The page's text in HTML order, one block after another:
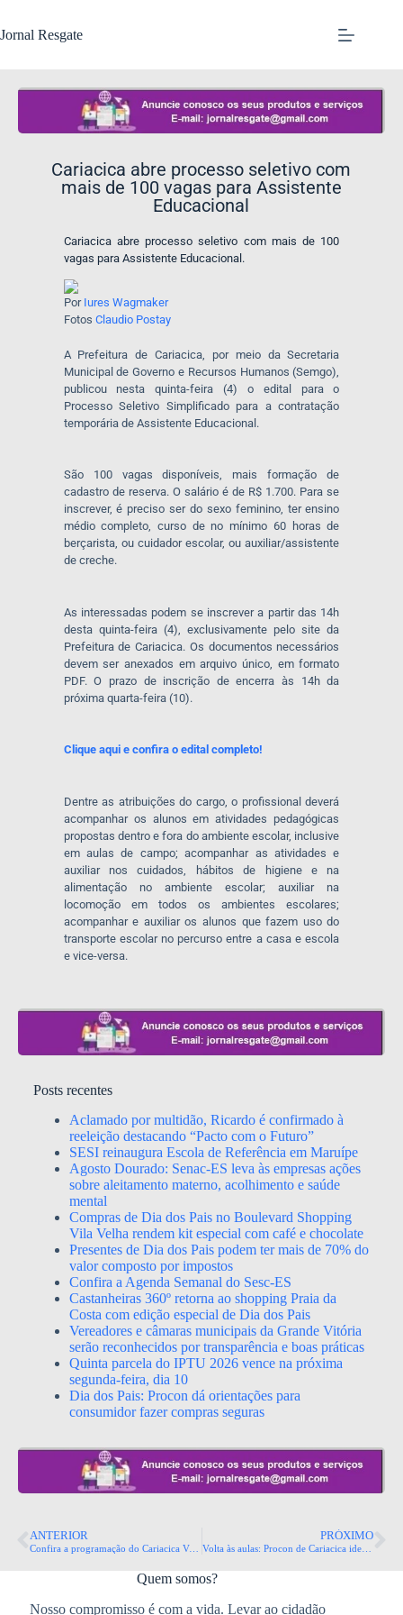
Jornal Resgate
Cariacica abre processo seletivo com
mais de 100 vagas para Assistente
Educacional
Cariacica abre processo seletivo com mais de 100
vagas para Assistente Educacional.
Por Iures Wagmaker
Fotos Claudio Postay
A Prefeitura de Cariacica, por meio da Secretaria
Municipal de Governo e Recursos Humanos (Semgo),
publicou nesta quinta-feira (4) o edital para o
Processo Seletivo Simplificado para a contratação
temporária de Assistente Educacional.
São 100 vagas disponíveis, mais formação de
cadastro de reserva. O salário é de R$ 1.700. Para se
inscrever, é preciso ser do sexo feminino, ter ensino
médio completo, curso de no mínimo 60 horas de
berçarista, ou cuidador escolar, ou auxiliar/assistente
de creche.
As interessadas podem se inscrever a partir das 14h
desta quinta-feira (4), exclusivamente pelo site da
Prefeitura de Cariacica. Os documentos necessários
devem ser anexados em arquivo único, em formato
PDF. O prazo de inscrição de encerra às 14h da
próxima quarta-feira (10).
Clique aqui e confira o edital completo!
Dentre as atribuições do cargo, o profissional deverá
acompanhar os alunos em atividades pedagógicas
propostas dentro e fora do ambiente escolar, inclusive
em aulas de campo; acompanhar as atividades e
auxiliar nos cuidados, hábitos de higiene e na
alimentação no ambiente escolar; auxiliar na
locomoção em todos os ambientes escolares;
acompanhar e auxiliar os alunos que fazem uso do
transporte escolar no percurso entre a casa e escola
e vice-versa.
Posts recentes
Aclamado por multidão, Ricardo é confirmado à
reeleição destacando “Pacto com o Futuro”
SESI reinaugura Escola de Referência em Maruípe
Agosto Dourado: Senac-ES leva às empresas ações
sobre aleitamento materno, acolhimento e saúde
mental
Compras de Dia dos Pais no Boulevard Shopping
Vila Velha rendem kit especial com café e chocolate
Presentes de Dia dos Pais podem ter mais de 70% do
valor composto por impostos
Confira a Agenda Semanal do Sesc-ES
Castanheiras 360º retorna ao shopping Praia da
Costa com edição especial de Dia dos Pais
Vereadores e câmaras municipais da Grande Vitória
serão reconhecidos por transparência e boas práticas
Quinta parcela do IPTU 2026 vence na próxima
segunda-feira, dia 10
Dia dos Pais: Procon dá orientações para
consumidor fazer compras seguras
ANTERIOR
Confira a programação do Cariacica Verão 2024 deste fim de semana.
PRÓXIMO
Volta às aulas: Procon de Cariacica identifica variação de até 100% no preço de material escolar
Quem somos?
Nosso compromisso é com a vida. Levar ao cidadão